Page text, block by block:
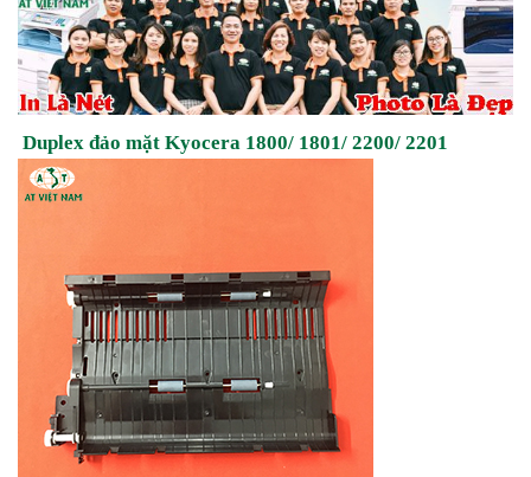
Duplex đảo mặt Kyocera 1800/ 1801/ 2200/ 2201